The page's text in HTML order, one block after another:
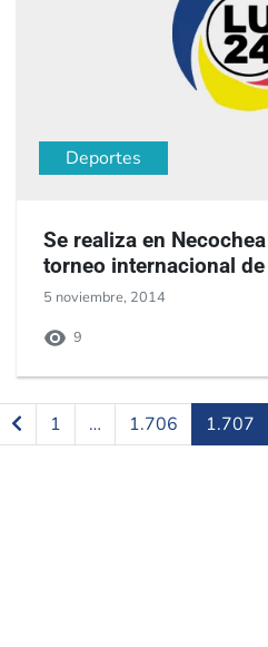
Deportes
Se realiza en
torneo internacional
5 noviembre, 2014
9
1 … 1.706 1.707